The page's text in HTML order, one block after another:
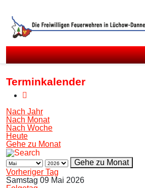
Terminkalender
Nach Jahr
Nach Monat
Nach Woche
Heute
Gehe zu Monat
Gehe zu Monat
Vorheriger Tag
Samstag 09 Mai 2026